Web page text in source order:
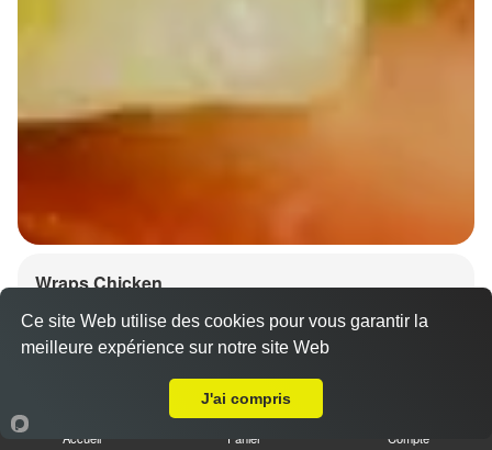
Wraps Chicken
8.50 €
Accueil Panier Compte
Ce site Web utilise des cookies pour vous garantir la
meilleure expérience sur notre site Web
J'ai compris